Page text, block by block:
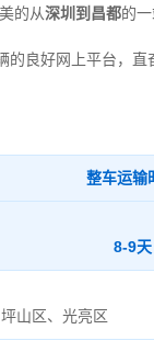
的从深圳到昌都的
的良好网上平台，直
整车运输
8-9天
山区、光亮区